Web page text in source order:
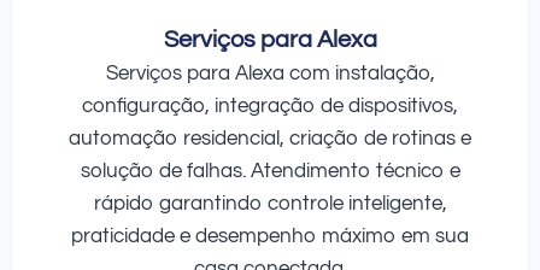
Serviços para Alexa
Serviços para Alexa com instalação,
configuração, integração de dispositivos,
automação residencial, criação de rotinas e
solução de falhas. Atendimento técnico e
rápido garantindo controle inteligente,
praticidade e desempenho máximo em sua